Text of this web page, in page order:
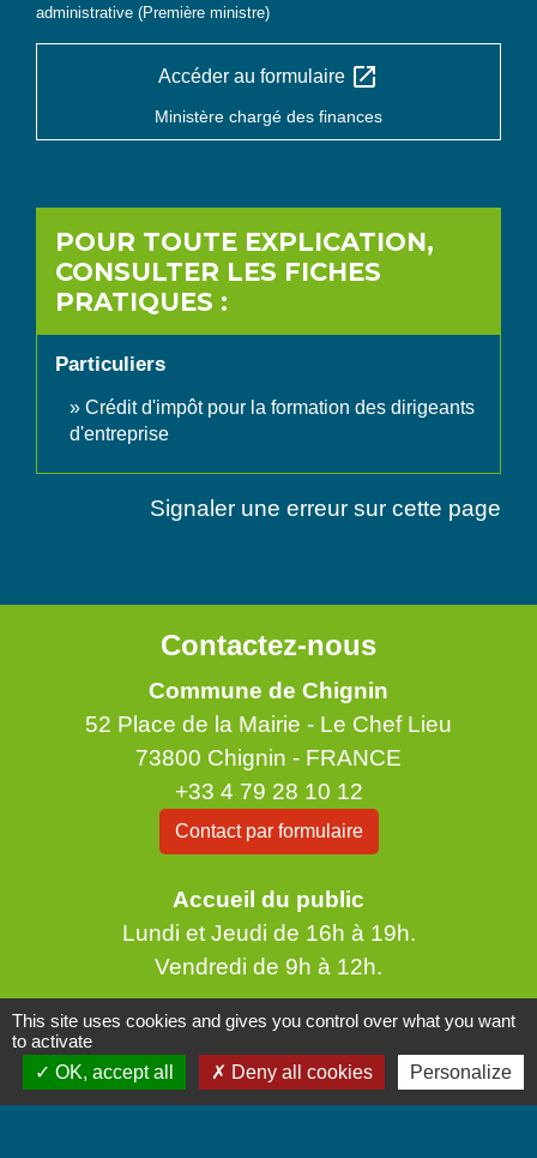
administrative (Première ministre)
Accéder au formulaire open_in_new
Ministère chargé des finances
POUR TOUTE EXPLICATION,
CONSULTER LES FICHES
PRATIQUES :
Particuliers
Crédit d'impôt pour la formation des dirigeants
d'entreprise
Signaler une erreur sur cette page
Contactez-nous
Commune de Chignin
52 Place de la Mairie - Le Chef Lieu
73800 Chignin - FRANCE
+33 4 79 28 10 12
Contact par formulaire
Accueil du public
Lundi et Jeudi de 16h à 19h.
Vendredi de 9h à 12h.
This site uses cookies and gives you control over what you want
to activate
OK, accept all
Deny all cookies Personalize